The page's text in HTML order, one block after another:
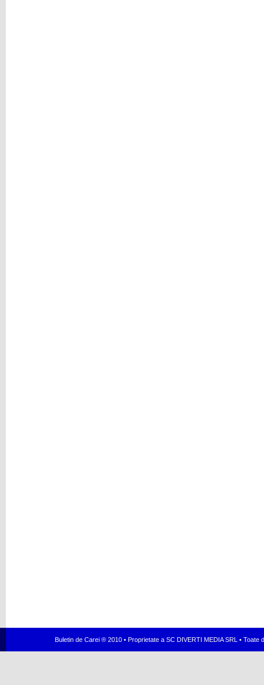
Buletin de Carei ® 2010 • Proprietate a SC DIVERTI MEDIA SRL •